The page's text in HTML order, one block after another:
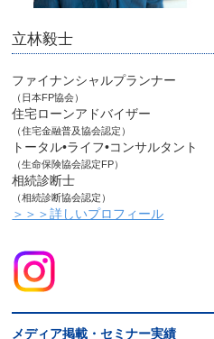
立林毅士
ファイナンシャルプランナー
（日本FP協会）
住宅ローンアドバイザー
（住宅金融普及協会認定）
トータル•ライフ•コンサルタント
（生命保険協会認定FP）
相続診断士
（相続診断協会認定）
＞＞＞詳しいプロフィール
メディア掲載・セミナー実績